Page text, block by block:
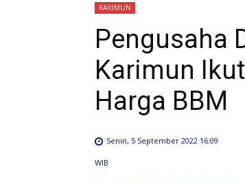
KARIMUN
Pengusaha
Karimun
Harga BBM
Senin, 5 September 2022 16:09
WIB